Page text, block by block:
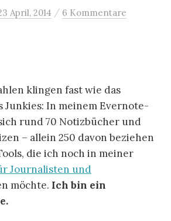
April, 2014 / 6 Kommentare
klingen fast wie das
Junkies: In meinem Evernote-
rund 70 Notizbücher und
– allein 250 davon beziehen
die ich noch in meiner
Journalisten und
möchte. Ich bin ein